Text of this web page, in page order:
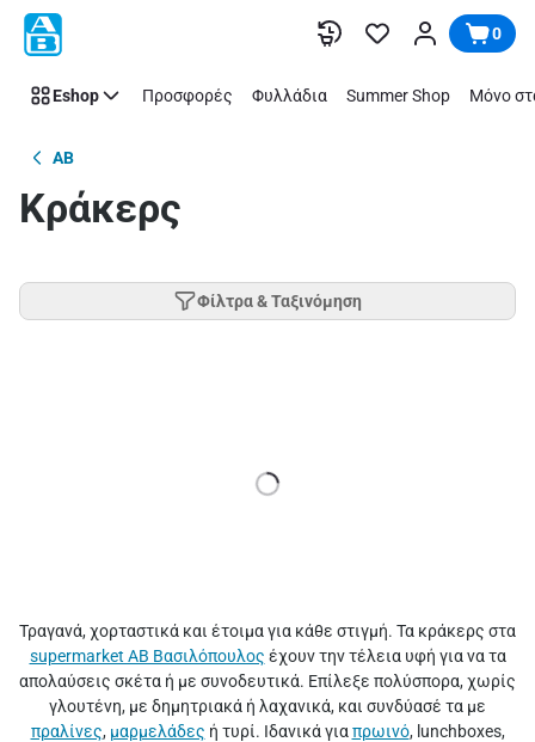
Παράλειψη 0
Eshop Προσφορές Φυλλάδια Summer Shop Μόνο
AB
Κράκερς
Φίλτρα & Ταξινόμηση
Τραγανά, χορταστικά και έτοιμα για κάθε στιγμή. Τα κράκερς στα
supermarket ΑΒ Βασιλόπουλος έχουν την τέλεια υφή για να τα
απολαύσεις σκέτα ή με συνοδευτικά. Επίλεξε πολύσπορα, χωρίς
γλουτένη, με δημητριακά ή λαχανικά, και συνδύασέ τα με
πραλίνες, μαρμελάδες ή τυρί. Ιδανικά γιαπρωινό, lunchboxes,